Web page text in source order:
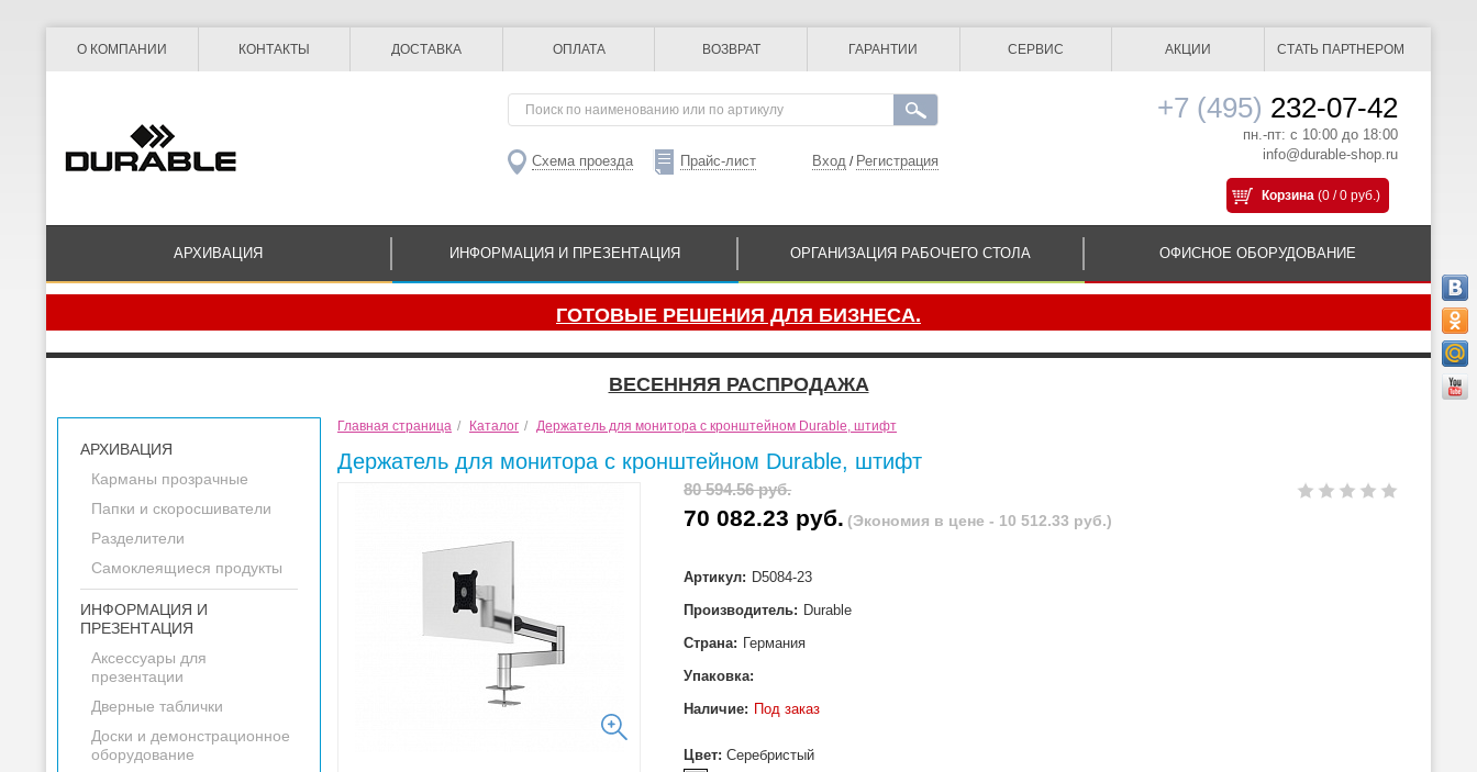
О КОМПАНИИ КОНТАКТЫ ДОСТАВКА ОПЛАТА ВОЗВРАТ ГАРАНТИИ СЕРВИС АКЦИИ СТАТЬ ПАРТНЕРОМ
Схема проезда Прайс-лист Вход / Регистрация
+7 (495) 232-07-42
пн.-пт: с 10:00 до 18:00
info@durable-shop.ru
Корзина (0 / 0 руб.)
АРХИВАЦИЯ ИНФОРМАЦИЯ И ПРЕЗЕНТАЦИЯ ОРГАНИЗАЦИЯ РАБОЧЕГО СТОЛА ОФИСНОЕ ОБОРУДОВАНИЕ
ГОТОВЫЕ РЕШЕНИЯ ДЛЯ БИЗНЕСА.
ВЕСЕННЯЯ РАСПРОДАЖА
АРХИВАЦИЯ
Карманы прозрачные
Папки и скоросшиватели
Разделители
Самоклеящиеся продукты
ИНФОРМАЦИЯ И
ПРЕЗЕНТАЦИЯ
Аксессуары для
презентации
Дверные таблички
Доски и демонстрационное
оборудование
Главная страница / Каталог / Держатель для монитора с кронштейном Durable, штифт
Держатель для монитора с кронштейном Durable, штифт
80 594.56 руб.
70 082.23 руб. (Экономия в цене - 10 512.33 руб.)
Артикул: D5084-23
Производитель: Durable
Страна: Германия
Упаковка:
Наличие: Под заказ
Цвет: Серебристый